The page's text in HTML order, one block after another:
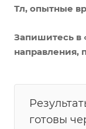
Тл, опытные
Запишитесь
направления,
готовы